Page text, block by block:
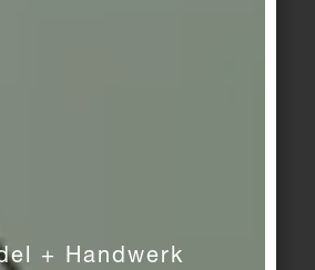
+ Handwerk
ein enormes
die ich lange Zeit
scheint in den
geworden zu sein. Die
zur Veränderung auch.
gewohnten Pfad zu
als die Angst vor den
und Strukturen.